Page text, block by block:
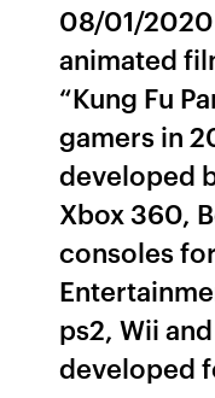
08/01/2020
animated
“Kung Fu
gamers in
developed
Xbox 360,
consoles
ps2, Wii
developed